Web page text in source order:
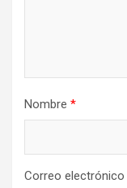
Nombre *
Correo electrónico